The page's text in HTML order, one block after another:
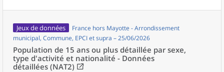
Jeux de données
France hors Mayotte - Arrondissement
municipal, Commune, EPCI et supra – 25/06/2026
Population de 15 ans ou plus détaillée par sexe,
type d'activité et nationalité - Données
détaillées (NAT2)